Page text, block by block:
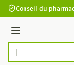
Aller au contenu
Conseil du
Menu
Rechercher